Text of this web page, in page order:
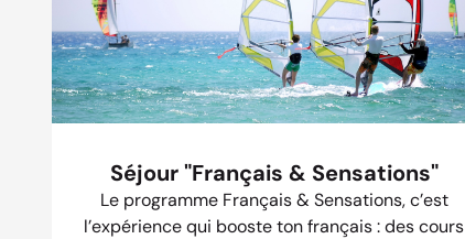
Séjour "Français & Sensations"
Le programme Français & Sensations, c’est
l’expérience qui booste ton français : des cours